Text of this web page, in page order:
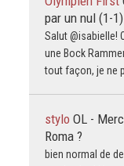
par un nul (1-
Salut @isabielle!
une Bock
tout façon, je ne
stylo OL -
Roma ?
bien normal de